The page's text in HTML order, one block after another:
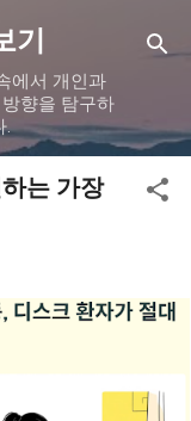
기
기
에서 개인과
향을 탐구하
.
는 가장